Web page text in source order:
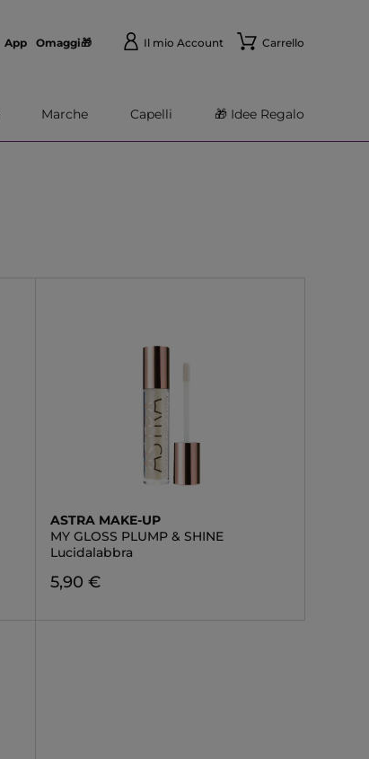
App Omaggi🎁 Il mio Account Carrello
Marche Capelli 🎁 Idee Regalo
ASTRA MAKE-UP
MY GLOSS PLUMP & SHINE
Lucidalabbra
5,90 €